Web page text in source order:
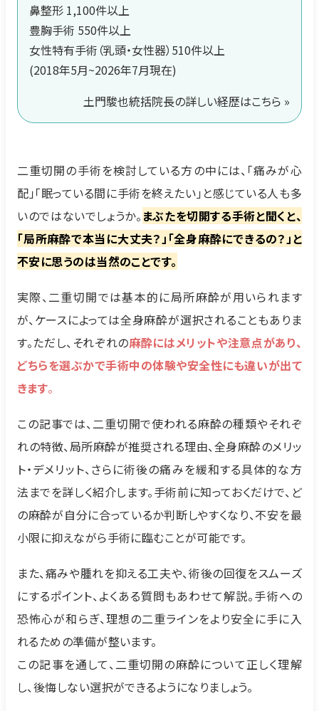
鼻整形 1,100件以上
豊胸手術 550件以上
女性特有手術（乳頭・女性器）510件以上
(2018年5月~2026年7月現在)
土門駿也統括院長の詳しい経歴はこちら »
二重切開の手術を検討している方の中には、「痛みが心
配」「眠っている間に手術を終えたい」と感じている人も多
いのではないでしょうか。 まぶたを切開する手術と聞くと、
「局所麻酔で本当に大丈夫？」「全身麻酔にできるの？」と
不安に思うのは当然のことです。
実際、二重切開では基本的に局所麻酔が用いられます
が、ケースによっては全身麻酔が選択されることもありま
す。ただし、それぞれの麻酔にはメリットや注意点があり、
どちらを選ぶかで手術中の体験や安全性にも違いが出て
きます。
この記事では、二重切開で使われる麻酔の種類やそれぞ
れの特徴、局所麻酔が推奨される理由、全身麻酔のメリッ
ト・デメリット、さらに術後の痛みを緩和する具体的な方
法までを詳しく紹介します。手術前に知っておくだけで、ど
の麻酔が自分に合っているか判断しやすくなり、不安を最
小限に抑えながら手術に臨むことが可能です。
また、痛みや腫れを抑える工夫や、術後の回復をスムーズ
にするポイント、よくある質問もあわせて解説。手術への
恐怖心が和らぎ、理想の二重ラインをより安全に手に入
れるための準備が整います。
この記事を通して、二重切開の麻酔について正しく理解
し、後悔しない選択ができるようになりましょう。